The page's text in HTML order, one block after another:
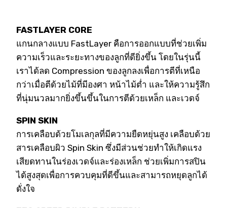
FASTLAYER CORE
แกนกลางแบบ FastLayer คือการออกแบบที่ช่วยเพิ่ม
ความเร็วและระยะทางของลูกที่ดียิ่งขึ้น โดยในรุ่นนี้
เราได้ลด Compression ของลูกลงเพื่อการตีที่เหนือ
กว่าเมื่อตีด้วยไม้ที่มีองศา หน้าไม้ต่ำ และให้ความรู้สึก
ที่นุ่มนวลมากยิ่งขึ้นขึ้นในการตีด้วยเหล็ก และเวดจ์
SPIN SKIN
การเคลือบด้วยโมเลกุลที่มีความยืดหยุ่นสูง เคลือบด้วย
สารเคลือบผิว Spin Skin ซึ่งมีส่วนช่วยทำให้เกิดแรง
เสียดทานในร่องเวดจ์และร่องเหล็ก ช่วยเพิ่มการสปิน
ได้สูงสุดเพื่อการควบคุมที่ดีขึ้นและสามารถหยุดลูกได้
ดั่งใจ